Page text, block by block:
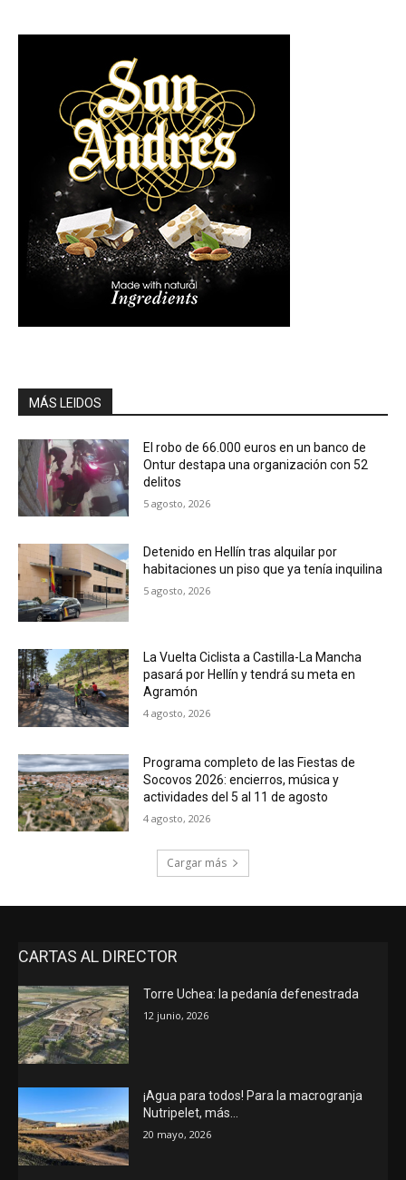
MÁS LEIDOS
El robo de 66.000 euros en un banco de
Ontur destapa una organización con 52
delitos
5 agosto, 2026
Detenido en Hellín tras alquilar por
habitaciones un piso que ya tenía inquilina
5 agosto, 2026
La Vuelta Ciclista a Castilla-La Mancha
pasará por Hellín y tendrá su meta en
Agramón
4 agosto, 2026
Programa completo de las Fiestas de
Socovos 2026: encierros, música y
actividades del 5 al 11 de agosto
4 agosto, 2026
Cargar más
CARTAS AL DIRECTOR
Torre Uchea: la pedanía defenestrada
12 junio, 2026
¡Agua para todos! Para la macrogranja
Nutripelet, más…
20 mayo, 2026